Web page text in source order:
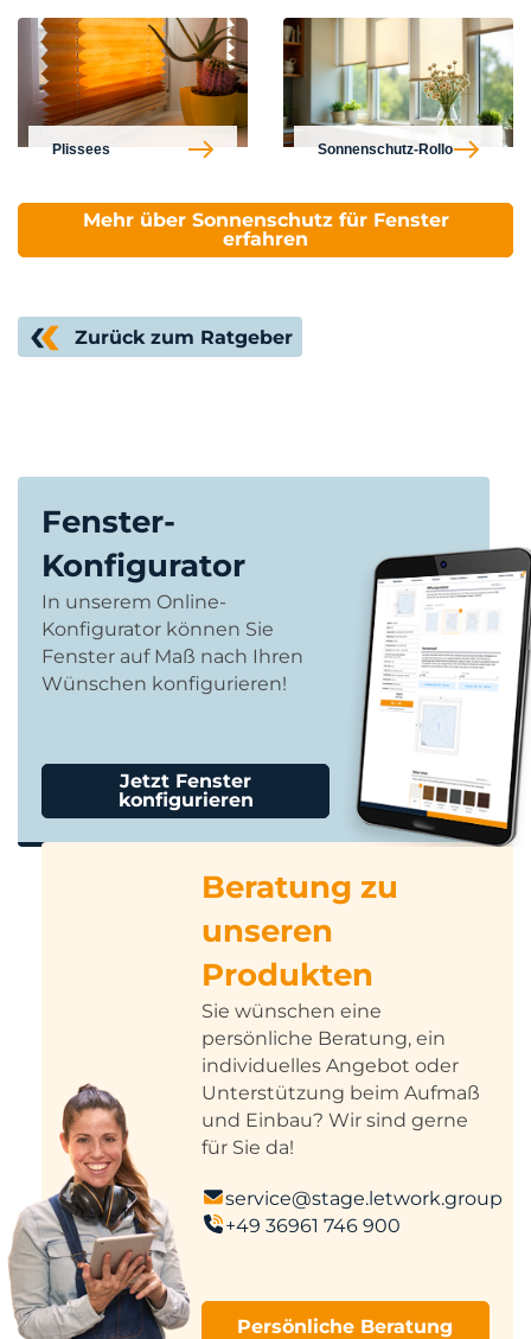
Plissees Sonnenschutz-Rollo
Mehr über Sonnenschutz für Fenster
erfahren
Zurück zum Ratgeber
Fenster-
Konfigurator
In unserem Online-
Konfigurator können Sie
Fenster auf Maß nach Ihren
Wünschen konfigurieren!
Jetzt Fenster
konfigurieren
Beratung zu
unseren
Produkten
Sie wünschen eine
persönliche Beratung, ein
individuelles Angebot oder
Unterstützung beim Aufmaß
und Einbau? Wir sind gerne
für Sie da!
service@stage.letwork.group
+49 36961 746 900
Persönliche Beratung